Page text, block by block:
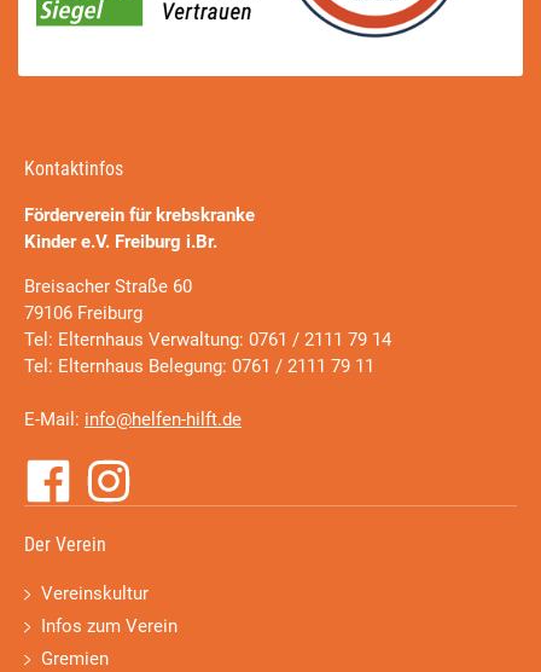
Kontaktinfos
Förderverein für krebskranke
Kinder e.V. Freiburg i.Br.
Breisacher Straße 60
79106 Freiburg
Tel: Elternhaus Verwaltung: 0761 / 2111 79 14
Tel: Elternhaus Belegung: 0761 / 2111 79 11
E-Mail: info@helfen-hilft.de
Der Verein
Vereinskultur
Infos zum Verein
Gremien